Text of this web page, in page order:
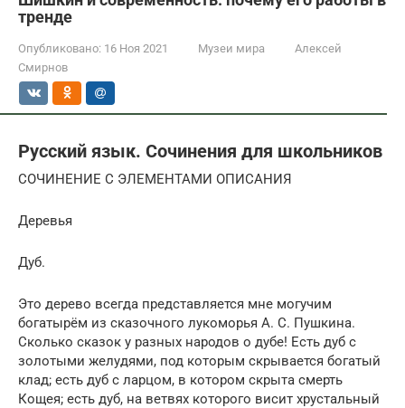
тренде
Опубликовано: 16 Ноя 2021 Музеи мира
Алексей
Смирнов
Русский язык. Сочинения для школьников
СОЧИНЕНИЕ С ЭЛЕМЕНТАМИ ОПИСАНИЯ
Деревья
Дуб.
Это дерево всегда представляется мне могучим
богатырём из сказочного лукоморья А. С. Пушкина.
Сколько сказок у разных народов о дубе! Есть дуб с
золотыми желудями, под которым скрывается богатый
клад; есть дуб с ларцом, в котором скрыта смерть
Кощея; есть дуб, на ветвях которого висит хрустальный